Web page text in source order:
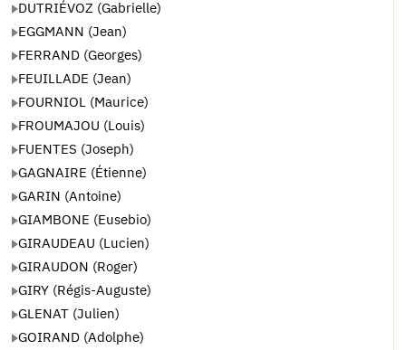
DUTRIÉVOZ (Gabrielle)
EGGMANN (Jean)
FERRAND (Georges)
FEUILLADE (Jean)
FOURNIOL (Maurice)
FROUMAJOU (Louis)
FUENTES (Joseph)
GAGNAIRE (Étienne)
GARIN (Antoine)
GIAMBONE (Eusebio)
GIRAUDEAU (Lucien)
GIRAUDON (Roger)
GIRY (Régis-Auguste)
GLENAT (Julien)
GOIRAND (Adolphe)